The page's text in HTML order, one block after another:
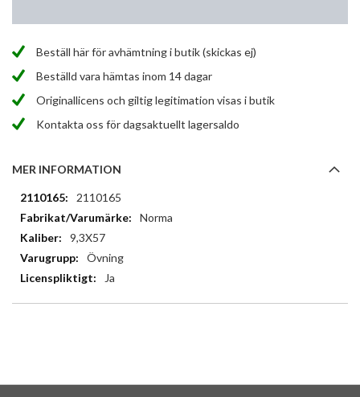
Beställ här för avhämtning i butik (skickas ej)
Beställd vara hämtas inom 14 dagar
Originallicens och giltig legitimation visas i butik
Kontakta oss för dagsaktuellt lagersaldo
MER INFORMATION
Mer
information
2110165
Norma
9,3X57
Övning
Ja